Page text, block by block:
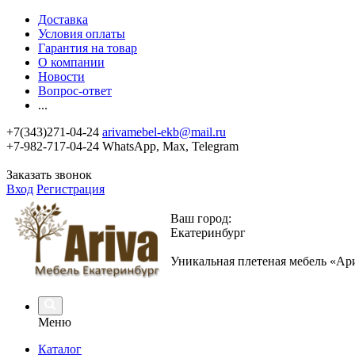
Доставка
Условия оплаты
Гарантия на товар
О компании
Новости
Вопрос-ответ
...
+7(343)271-04-24 arivamebel-ekb@mail.ru
+7-982-717-04-24 WhatsApp, Max, Telegram
Заказать звонок
Вход Регистрация
Ваш город:
Екатеринбург
Уникальная плетеная мебель
Меню
Каталог